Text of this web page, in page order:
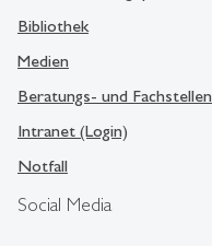
Social Media
Bibliothek
Medien
Beratungs- und Fachstellen
Intranet (Login)
Notfall